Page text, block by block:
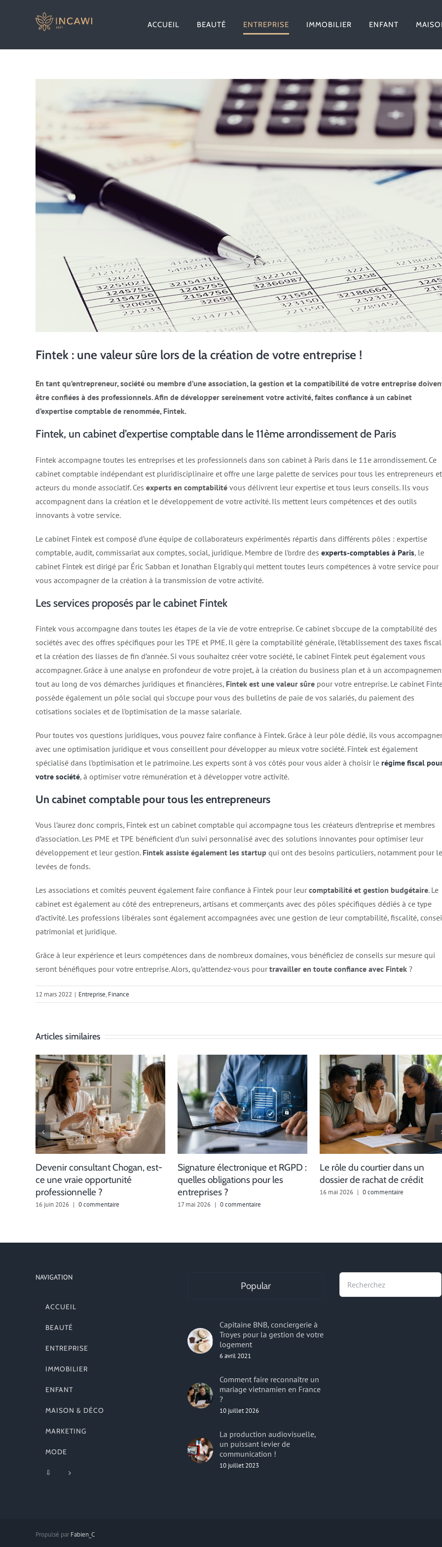
ACCUEIL BEAUTÉ ENTREPRISE IMMOBILIER ENFANT
Fintek : une valeur sûre lors de la création de votre entreprise !
En tant qu’entrepreneur, société ou membre d’une association, la gestion et la compatibilité de votre entreprise
être confiées à des professionnels. Afin de développer sereinement votre activité, faites confiance à un cabinet
d’expertise comptable de renommée, Fintek.
Fintek, un cabinet d’expertise comptable dans le 11ème arrondissement de Paris
Fintek accompagne toutes les entreprises et les professionnels dans son cabinet à Paris dans le 11e arrondissement. Ce
cabinet comptable indépendant est pluridisciplinaire et offre une large palette de services pour tous les entrepreneurs et
acteurs du monde associatif. Ces experts en comptabilité vous délivrent leur expertise et tous leurs conseils. Ils vous
accompagnent dans la création et le développement de votre activité. Ils mettent leurs compétences et des outils
innovants à votre service.
Le cabinet Fintek est composé d’une équipe de collaborateurs expérimentés répartis dans différents pôles : expertise
comptable, audit, commissariat aux comptes, social, juridique. Membre de l’ordre des experts-comptables à Paris, le
cabinet Fintek est dirigé par Éric Sabban et Jonathan Elgrably qui mettent toutes leurs compétences à votre service pour
vous accompagner de la création à la transmission de votre activité.
Les services proposés par le cabinet Fintek
Fintek vous accompagne dans toutes les étapes de la vie de votre entreprise. Ce cabinet s’occupe de la comptabilité des
sociétés avec des offres spécifiques pour les TPE et PME. Il gère la comptabilité générale, l’établissement des taxes
et la création des liasses de fin d’année. Si vous souhaitez créer votre société, le cabinet Fintek peut également vous
accompagner. Grâce à une analyse en profondeur de votre projet, à la création du business plan et à un
tout au long de vos démarches juridiques et financières, Fintek est une valeur sûre pour votre entreprise. Le cabinet
possède également un pôle social qui s’occupe pour vous des bulletins de paie de vos salariés, du paiement des
cotisations sociales et de l’optimisation de la masse salariale.
Pour toutes vos questions juridiques, vous pouvez faire confiance à Fintek. Grâce à leur pôle dédié, ils vous
avec une optimisation juridique et vous conseillent pour développer au mieux votre société. Fintek est également
spécialisé dans l’optimisation et le patrimoine. Les experts sont à vos côtés pour vous aider à choisir le régime fiscal
votre société, à optimiser votre rémunération et à développer votre activité.
Un cabinet comptable pour tous les entrepreneurs
Vous l’aurez donc compris, Fintek est un cabinet comptable qui accompagne tous les créateurs d’entreprise et membres
d’association. Les PME et TPE bénéficient d’un suivi personnalisé avec des solutions innovantes pour optimiser leur
développement et leur gestion. Fintek assiste également les startup qui ont des besoins particuliers, notamment pour
levées de fonds.
Les associations et comités peuvent également faire confiance à Fintek pour leurcomptabilité et gestion budgétaire. Le
cabinet est également au côté des entrepreneurs, artisans et commerçants avec des pôles spécifiques dédiés à ce type
d’activité. Les professions libérales sont également accompagnées avec une gestion de leur comptabilité, fiscalité,
patrimonial et juridique.
Grâce à leur expérience et leurs compétences dans de nombreux domaines, vous bénéficiez de conseils sur mesure qui
seront bénéfiques pour votre entreprise. Alors, qu’attendez-vous pourtravailler en toute confiance avec Fintek ?
12 mars 2022 | Entreprise, Finance
Articles similaires
Devenir consultant Chogan, est-
ce une vraie opportunité
professionnelle ?
16 juin 2026 | 0 commentaire
Signature électronique et RGPD :
quelles obligations pour les
entreprises ?
17 mai 2026 | 0 commentaire
Le rôle du courtier dans un
dossier de rachat de crédit
16 mai 2026 | 0 commentaire
NAVIGATION
ACCUEIL
BEAUTÉ
ENTREPRISE
IMMOBILIER
ENFANT
MAISON & DÉCO
MARKETING
MODE
⇩
Popular
Capitaine BNB, conciergerie à
Troyes pour la gestion de votre
logement
6 avril 2021
Comment faire reconnaître un
mariage vietnamien en France
?
10 juillet 2026
La production audiovisuelle,
un puissant levier de
communication !
10 juillet 2023
Propulsé par Fabien_C